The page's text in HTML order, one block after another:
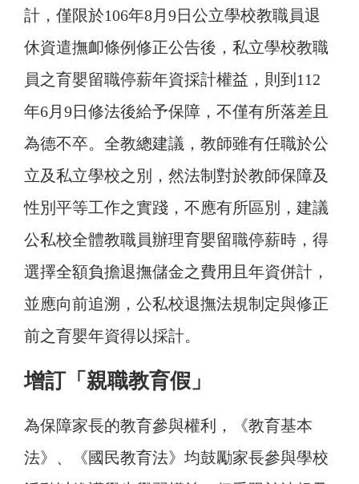
計，僅限於106年8月9日公立學校教職員退
休資遣撫卹條例修正公告後，私立學校教職
員之育嬰留職停薪年資採計權益，則到112
年6月9日修法後給予保障，不僅有所落差且
為德不卒。全教總建議，教師雖有任職於公
立及私立學校之別，然法制對於教師保障及
性別平等工作之實踐，不應有所區別，建議
公私校全體教職員辦理育嬰留職停薪時，得
選擇全額負擔退撫儲金之費用且年資併計，
並應向前追溯，公私校退撫法規制定與修正
前之育嬰年資得以採計。
增訂「親職教育假」
為保障家長的教育參與權利，《教育基本
法》、《國民教育法》均鼓勵家長參與學校